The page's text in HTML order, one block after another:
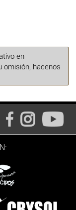
en
omisión, hacenos